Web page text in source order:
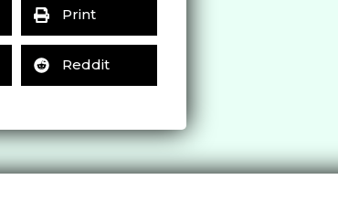
Print
Reddit